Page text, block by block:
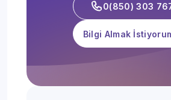
0(850) 303
Bilgi Almak